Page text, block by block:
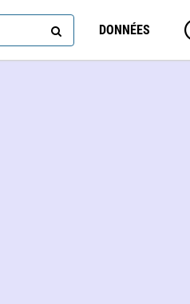
DONNÉES